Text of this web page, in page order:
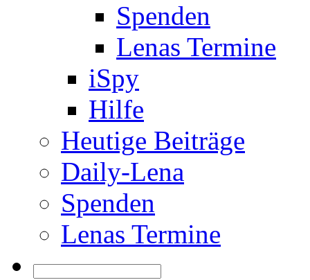
Spenden
Lenas Termine
iSpy
Hilfe
Heutige Beiträge
Daily-Lena
Spenden
Lenas Termine